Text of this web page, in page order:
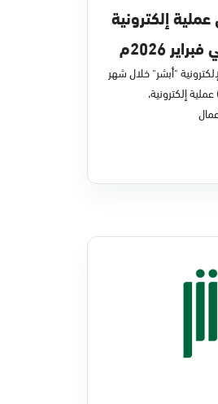
مليون عملية إلكترونية
2026م
"أبشر" خلال شهر
الماضي (42,736,435) عملية إلكترونية،